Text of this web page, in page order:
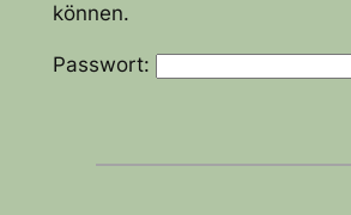
können.
Passwort: